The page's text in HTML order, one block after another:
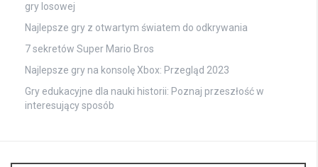
gry losowej
Najlepsze gry z otwartym światem do odkrywania
7 sekretów Super Mario Bros
Najlepsze gry na konsolę Xbox: Przegląd 2023
Gry edukacyjne dla nauki historii: Poznaj przeszłość w
interesujący sposób